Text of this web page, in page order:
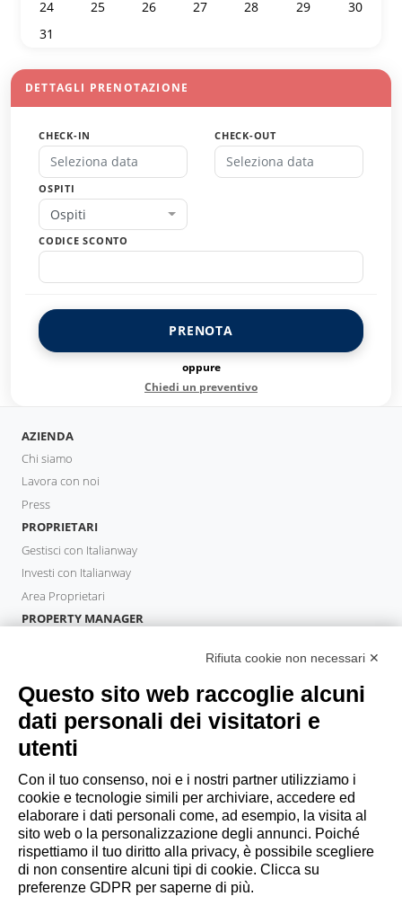
24
25 26 27 28 29
30
31
DETTAGLI PRENOTAZIONE
CHECK-IN CHECK-OUT
OSPITI
Ospiti
CODICE SCONTO
PRENOTA
oppure
Chiedi un preventivo
AZIENDA
Chi siamo
Lavora con noi
Press
PROPRIETARI
Gestisci con Italianway
Investi con Italianway
Area Proprietari
PROPERTY MANAGER
OSPITI
Prenota un soggiorno
Soggiorni lunghi
Esperienze per gli ospiti
Sconti per gli ospiti
Convenzioni per Aziende
booking@italianway.house
+390286882952
Rifiuta cookie non necessari ✕
Questo sito web raccoglie alcuni
dati personali dei visitatori e
utenti
Con il tuo consenso, noi e i nostri partner utilizziamo i
cookie e tecnologie simili per archiviare, accedere ed
elaborare i dati personali come, ad esempio, la visita al
sito web o la personalizzazione degli annunci. Poiché
rispettiamo il tuo diritto alla privacy, è possibile scegliere
di non consentire alcuni tipi di cookie. Clicca su
preferenze GDPR per saperne di più.